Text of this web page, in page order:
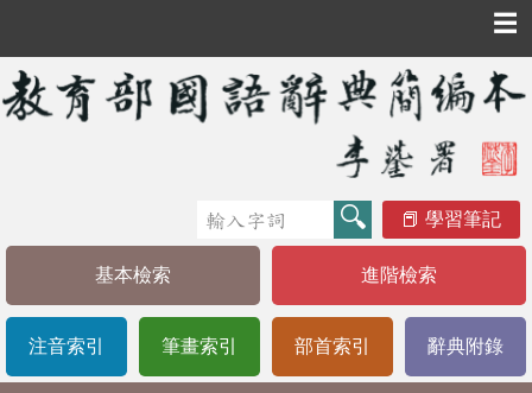
☰
學習筆記
基本檢索 進階檢索
注音索引 筆畫索引 部首索引 辭典附錄